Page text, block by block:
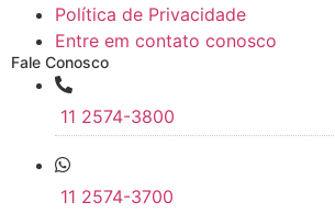
Política de Privacidade
Entre em contato conosco
Fale Conosco
11 2574-3800
11 2574-3700